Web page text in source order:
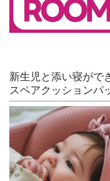
新生児と添い寝がで
スペアクッションパ